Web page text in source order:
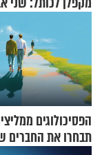
הפסיכולוגים
תבחרו את החברים